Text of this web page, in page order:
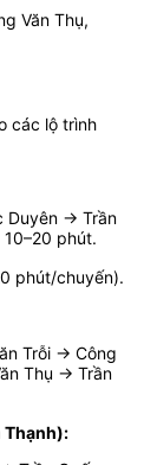
Văn Thụ,
các lộ trình
Duyên → Trần
phút.
phút/chuyến).
Trỗi → Công
Thụ → Trần
Thạnh):